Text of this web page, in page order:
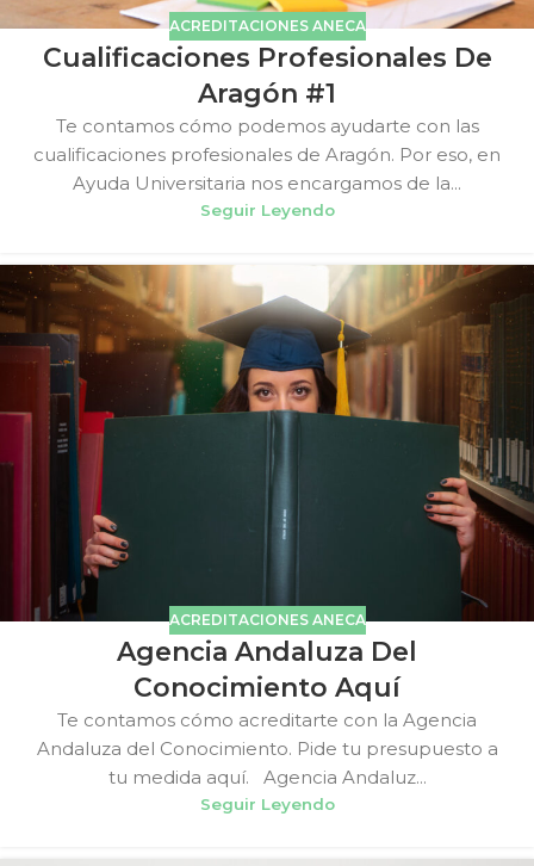
ACREDITACIONES ANECA
Cualificaciones Profesionales De
Aragón #1
Te contamos cómo podemos ayudarte con las
cualificaciones profesionales de Aragón. Por eso, en
Ayuda Universitaria nos encargamos de la...
Seguir Leyendo
ACREDITACIONES ANECA
Agencia Andaluza Del
Conocimiento Aquí
Te contamos cómo acreditarte con la Agencia
Andaluza del Conocimiento. Pide tu presupuesto a
tu medida aquí. Agencia Andaluz...
Seguir Leyendo